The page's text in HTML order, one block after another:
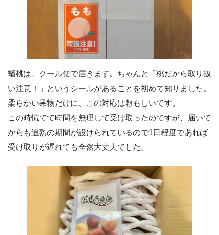
蟠桃は、クール便で届きます。ちゃんと「桃だから取り扱
い注意！」というシールがあることを初めて知りました。
柔らかい果物だけに、この対応は頼もしいです。
この時慌てて時間を無理して受け取ったのですが、届いて
からも追熟の期間が設けられているので1日程度であれば
受け取りが遅れても全然大丈夫でした。